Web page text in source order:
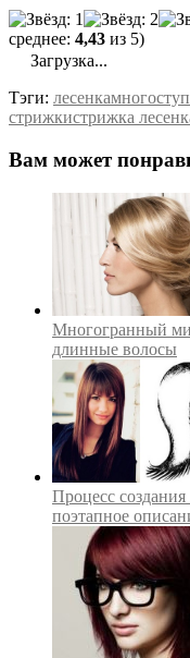
среднее: 4,43 из 5)
Загрузка...
Тэги: лесенка
стрижкистрижка
Вам может
Многогранный
длинные волосы
Процесс
поэтапное